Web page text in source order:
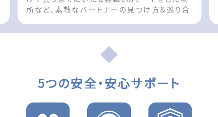
所など、素敵なパートナーの見つけ方&巡り合
post 出会いの体験談 福井県 女性（23歳）
appeared on 出会いマッチングサイト
5つの安全・安心サポート